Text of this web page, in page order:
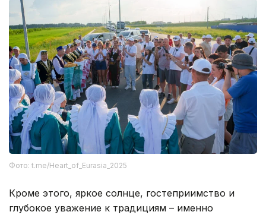
Фото: t.me/Heart_of_Eurasia_2025
Кроме этого, яркое солнце, гостеприимство и
глубокое уважение к традициям – именно